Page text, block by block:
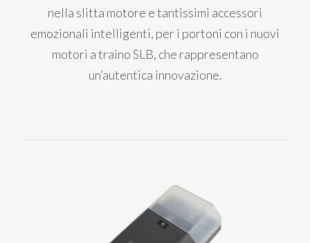
nella slitta motore e tantissimi accessori
emozionali intelligenti, per i portoni con i nuovi
motori a traino SLB, che rappresentano
un’autentica innovazione.